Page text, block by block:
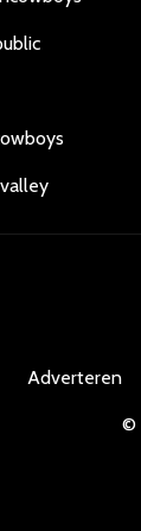
Adverteren
©